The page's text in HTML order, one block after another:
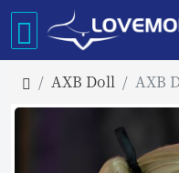
AXB Doll